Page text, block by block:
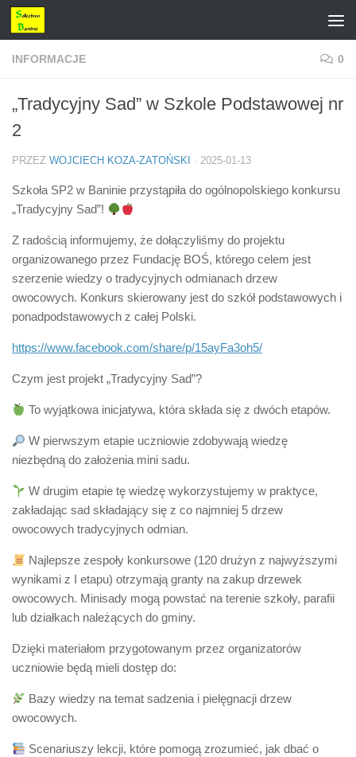
Przejdź do treści
INFORMACJE 0
„Tradycyjny Sad” w Szkole Podstawowej nr
2
PRZEZ WOJCIECH KOZA-ZATOŃSKI · 2025-01-13
Szkoła SP2 w Baninie przystąpiła do ogólnopolskiego konkursu
„Tradycyjny Sad”!
Z radością informujemy, że dołączyliśmy do projektu
organizowanego przez Fundację BOŚ, którego celem jest
szerzenie wiedzy o tradycyjnych odmianach drzew
owocowych. Konkurs skierowany jest do szkół podstawowych i
ponadpodstawowych z całej Polski.
https://www.facebook.com/share/p/15ayFa3oh5/
Czym jest projekt „Tradycyjny Sad”?
To wyjątkowa inicjatywa, która składa się z dwóch etapów.
W pierwszym etapie uczniowie zdobywają wiedzę
niezbędną do założenia mini sadu.
W drugim etapie tę wiedzę wykorzystujemy w praktyce,
zakładając sad składający się z co najmniej 5 drzew
owocowych tradycyjnych odmian.
Najlepsze zespoły konkursowe (120 drużyn z najwyższymi
wynikami z I etapu) otrzymają granty na zakup drzewek
owocowych. Minisady mogą powstać na terenie szkoły, parafii
lub działkach należących do gminy.
Dzięki materiałom przygotowanym przez organizatorów
uczniowie będą mieli dostęp do:
Bazy wiedzy na temat sadzenia i pielęgnacji drzew
owocowych.
Scenariuszy lekcji, które pomogą zrozumieć, jak dbać o